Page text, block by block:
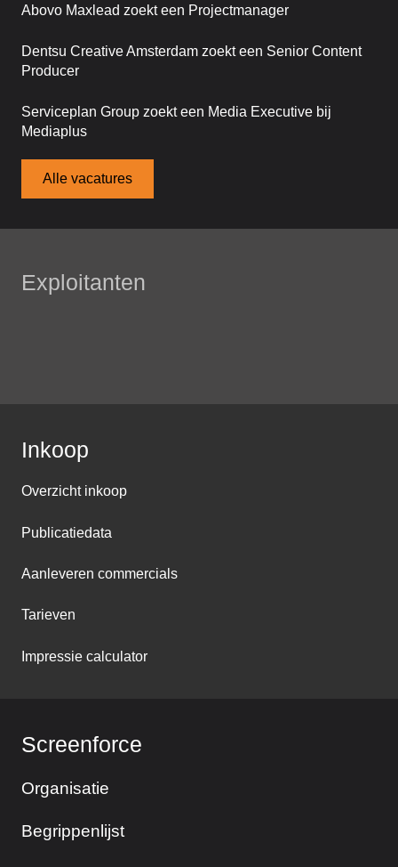
Abovo Maxlead zoekt een Projectmanager
Dentsu Creative Amsterdam zoekt een Senior Content
Producer
Serviceplan Group zoekt een Media Executive bij
Mediaplus
Alle vacatures
Exploitanten
Inkoop
Overzicht inkoop
Publicatiedata
Aanleveren commercials
Tarieven
Impressie calculator
Screenforce
Organisatie
Begrippenlijst